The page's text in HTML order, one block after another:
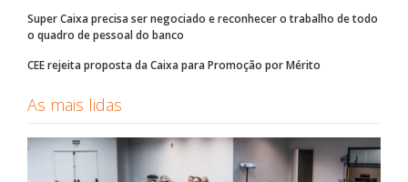
Super Caixa precisa ser negociado e reconhecer o trabalho de todo
o quadro de pessoal do banco
CEE rejeita proposta da Caixa para Promoção por Mérito
As mais lidas